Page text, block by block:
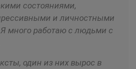
состояниями,
и личностными
много работаю с людьми с
один из них вырос в